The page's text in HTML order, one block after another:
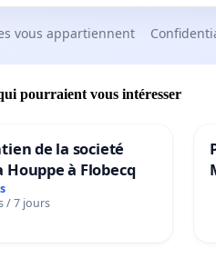
vous appartiennent
pourraient vous intéresser
de la societé
Houppe à Flobecq
/ 7 jours